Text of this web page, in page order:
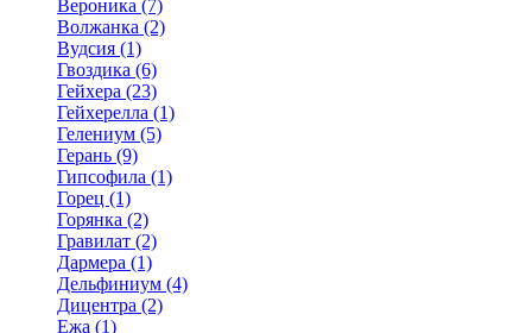
Вероника (7)
Волжанка (2)
Вудсия (1)
Гвоздика (6)
Гейхера (23)
Гейхерелла (1)
Гелениум (5)
Герань (9)
Гипсофила (1)
Горец (1)
Горянка (2)
Гравилат (2)
Дармера (1)
Дельфиниум (4)
Дицентра (2)
Ежа (1)